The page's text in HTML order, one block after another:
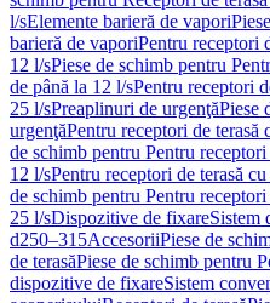
l/sElemente barieră de vapori
barieră de vaporiPentru receptori
12 l/sPiese de schimb pentru
de până la 12 l/sPentru receptori
25 l/sPreaplinuri de urgenţăPiese
urgenţăPentru receptori de terasă
de schimb pentru Pentru
12 l/sPentru receptori de terasă
de schimb pentru Pentru
25 l/sDispozitive de fixareSistem
d250–315AccesoriiPiese de
de terasăPiese de schimb pentru
dispozitive de fixareSistem